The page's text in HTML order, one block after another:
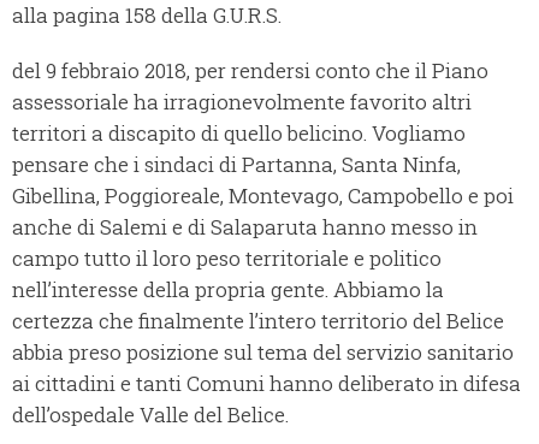
alla pagina 158 della G.U.R.S.
del 9 febbraio 2018, per rendersi conto che il Piano
assessoriale ha irragionevolmente favorito altri
territori a discapito di quello belicino. Vogliamo
pensare che i sindaci di Partanna, Santa Ninfa,
Gibellina, Poggioreale, Montevago, Campobello e poi
anche di Salemi e di Salaparuta hanno messo in
campo tutto il loro peso territoriale e politico
nell’interesse della propria gente. Abbiamo la
certezza che finalmente l’intero territorio del Belice
abbia preso posizione sul tema del servizio sanitario
ai cittadini e tanti Comuni hanno deliberato in difesa
dell’ospedale Valle del Belice.